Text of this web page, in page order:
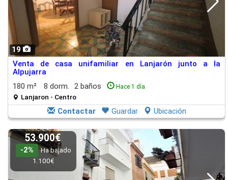
19
Venta de casa unifamiliar en Lanjarón junto a la
Alpujarra
180 m²
8 dorm. 2 baños Hace 1 día
Lanjaron - Centro
Contactar Guardar Ubicación
53.900€
-2%
Ha bajado
1.100€